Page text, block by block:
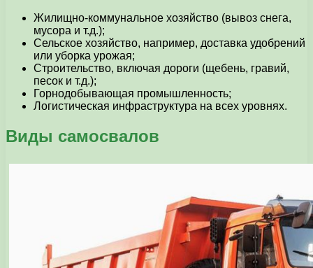
Жилищно-коммунальное хозяйство (вывоз снега,
мусора и т.д.);
Сельское хозяйство, например, доставка удобрений
или уборка урожая;
Строительство, включая дороги (щебень, гравий,
песок и т.д.);
Горнодобывающая промышленность;
Логистическая инфраструктура на всех уровнях.
Виды самосвалов